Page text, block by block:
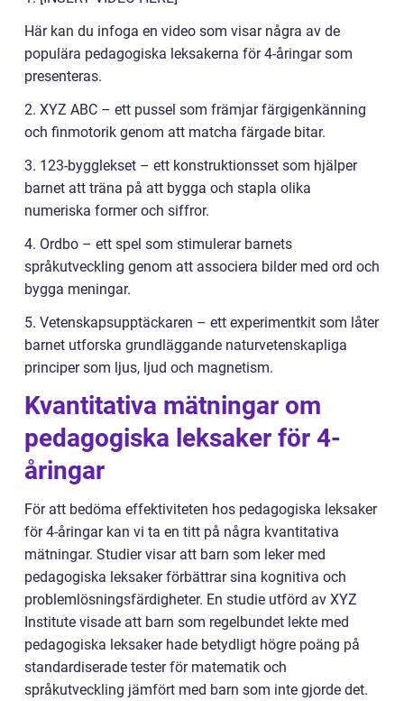
Här kan du infoga en video som visar några av de
populära pedagogiska leksakerna för 4-åringar som
presenteras.
2. XYZ ABC – ett pussel som främjar färgigenkänning
och finmotorik genom att matcha färgade bitar.
3. 123-bygglekset – ett konstruktionsset som hjälper
barnet att träna på att bygga och stapla olika
numeriska former och siffror.
4. Ordbo – ett spel som stimulerar barnets
språkutveckling genom att associera bilder med ord och
bygga meningar.
5. Vetenskapsupptäckaren – ett experimentkit som låter
barnet utforska grundläggande naturvetenskapliga
principer som ljus, ljud och magnetism.
Kvantitativa mätningar om
pedagogiska leksaker för 4-
åringar
För att bedöma effektiviteten hos pedagogiska leksaker
för 4-åringar kan vi ta en titt på några kvantitativa
mätningar. Studier visar att barn som leker med
pedagogiska leksaker förbättrar sina kognitiva och
problemlösningsfärdigheter. En studie utförd av XYZ
Institute visade att barn som regelbundet lekte med
pedagogiska leksaker hade betydligt högre poäng på
standardiserade tester för matematik och
språkutveckling jämfört med barn som inte gjorde det.